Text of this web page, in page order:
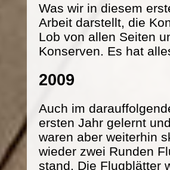
Was wir in diesem
Arbeit darstellt, die
Lob von allen Seiten
Konserven. Es hat
2009
Auch im
ersten Jahr gelernt
waren aber weiterhin
wieder zwei Runden
stand. Die Flugblätter